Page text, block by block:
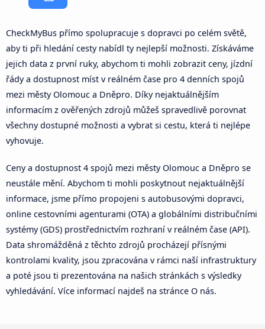
CheckMyBus přímo spolupracuje s dopravci po celém světě,
aby ti při hledání cesty nabídl ty nejlepší možnosti. Získáváme
jejich data z první ruky, abychom ti mohli zobrazit ceny, jízdní
řády a dostupnost míst v reálném čase pro 4 denních spojů
mezi městy Olomouc a Dněpro. Díky nejaktuálnějším
informacím z ověřených zdrojů můžeš spravedlivě porovnat
všechny dostupné možnosti a vybrat si cestu, která ti nejlépe
vyhovuje.
Ceny a dostupnost 4 spojů mezi městy Olomouc a Dněpro se
neustále mění. Abychom ti mohli poskytnout nejaktuálnější
informace, jsme přímo propojeni s autobusovými dopravci,
online cestovními agenturami (OTA) a globálními distribučními
systémy (GDS) prostřednictvím rozhraní v reálném čase (API).
Data shromážděná z těchto zdrojů procházejí přísnými
kontrolami kvality, jsou zpracována v rámci naší infrastruktury
a poté jsou ti prezentována na našich stránkách s výsledky
vyhledávání. Více informací najdeš na stránce O nás.